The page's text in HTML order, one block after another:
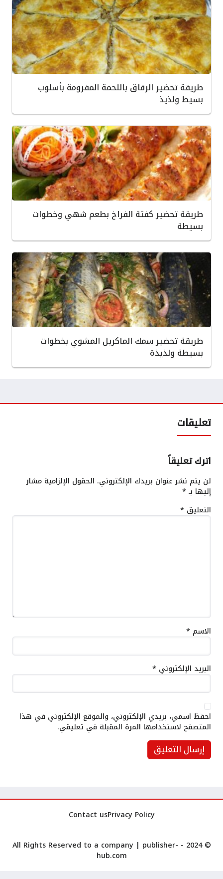
طريقة تحضير الرقاق باللحمة المفرومة بأسلوب
بسيط ولذيذ
طريقة تحضير كفتة الفراخ بطعم شهي وخطوات
بسيطة
طريقة تحضير سمك الماكريل المشوي بخطوات
بسيطة ولذيذة
تعليقات
اترك تعليقاً
لن يتم نشر عنوان بريدك الإلكتروني. الحقول الإلزامية مشار
إليها بـ*
التعليق *
الاسم *
البريد الإلكتروني *
احفظ اسمي، بريدي الإلكتروني، والموقع الإلكتروني في هذا
المتصفح لاستخدامها المرة المقبلة في تعليقي.
Privacy Policy
Contact us
© 2024 - All Rights Reserved to a company |
publisher-
hub.com